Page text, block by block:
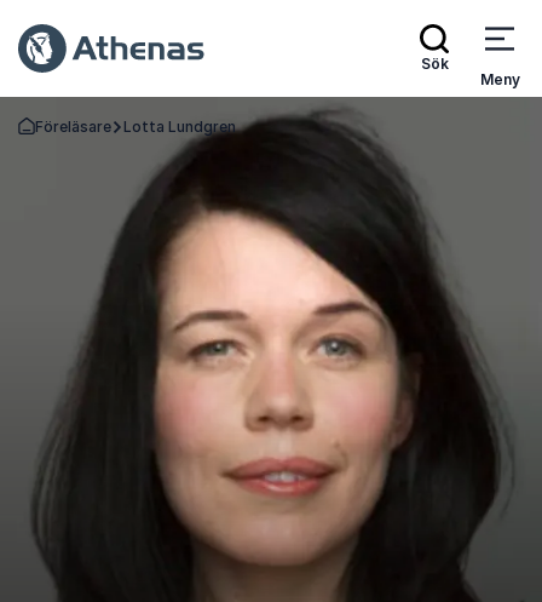
Sök
Meny
Gå tillbaka till startsidan
Föreläsare Lotta Lundgren